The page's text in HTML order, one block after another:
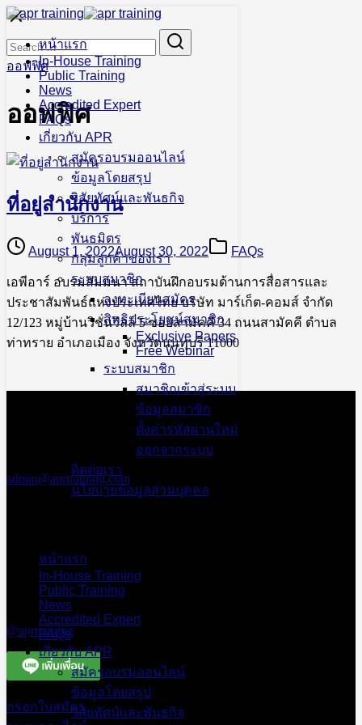
Skip
contentหน้าแรก
In-House Training
Public Training
News
Accredited Expert
FAQs
เกี่ยวกับ APR
สมัครอบรมออนไลน์
ข้อมูลโดยสรุป
วิสัยทัศน์และพันธกิจ
บริการ
พันธมิตร
กลุ่มลูกค้าของเรา
ระบบสมาชิก
ลงทะเบียนสมัคร
สิทธิประโยชน์สมาชิก
Exclusive Papers
Free Webinar
ระบบสมาชิก
สมาชิกเข้าสู่ระบบ
ข้อมูลสมาชิก
ตั้งค่ารหัสผ่านใหม่
ออกจากระบบ
ติดต่อเรา
นโยบายข้อมูลส่วนบุคคล
หน้าแรก
In-House Training
Public Training
News
Accredited Expert
FAQs
เกี่ยวกับ APR
สมัครอบรมออนไลน์
ข้อมูลโดยสรุป
วิสัยทัศน์และพันธกิจ
for:
ออฟฟิศ
ออฟฟิศ
ที่อยู่สำนักงาน
August 1, 2022August 30, 2022 FAQs
เอพีอาร์ อบรมสัมมนา สถาบันฝึกอบรมด้านการสื่อสารและ
ประชาสัมพันธ์แห่งประเทศไทย บริษัท มาร์เก็ต-คอมส์ จำกัด
12/123 หมู่บ้านวิชั่นวิลล์ 5 ซอยสามัคคี 34 ถนนสามัคคี ตำบล
ท่าทราย อำเภอเมือง จังหวัดนนทุบรี 11000
admin@aprtraining.com
โทรศัพท์ 02-
โทรศัพท์สาย
ด่วน 094-663-
Line Official
@aprtraining
กรอกใบสมัคร